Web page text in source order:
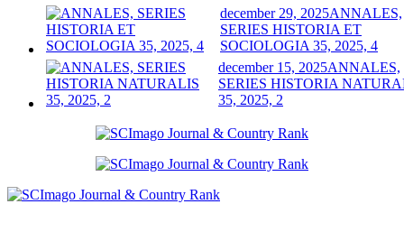
december 29, 2025ANNALES,
SERIES HISTORIA ET
SOCIOLOGIA 35, 2025, 4
december 15, 2025ANNALES,
SERIES HISTORIA
35, 2025, 2